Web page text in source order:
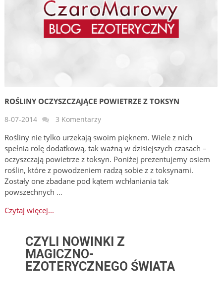
ROŚLINY OCZYSZCZAJĄCE POWIETRZE Z TOKSYN
8-07-2014 3 Komentarzy
Rośliny nie tylko urzekają swoim pięknem. Wiele z nich
spełnia rolę dodatkową, tak ważną w dzisiejszych czasach –
oczyszczają powietrze z toksyn. Poniżej prezentujemy osiem
roślin, które z powodzeniem radzą sobie z z toksynami.
Zostały one zbadane pod kątem wchłaniania tak
powszechnych …
Czytaj więcej...
CZYLI NOWINKI Z
MAGICZNO-
EZOTERYCZNEGO ŚWIATA